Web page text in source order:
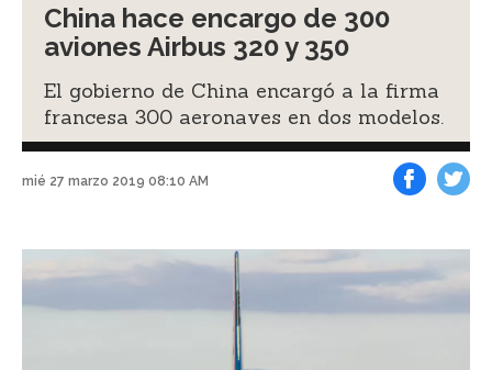
China hace encargo de 300
aviones Airbus 320 y 350
El gobierno de China encargó a la firma
francesa 300 aeronaves en dos modelos.
mié 27 marzo 2019 08:10 AM